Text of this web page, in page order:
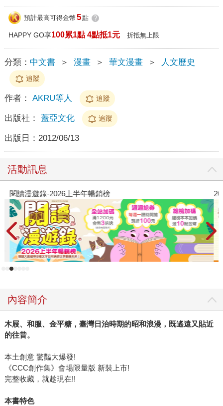
預計最高可得金幣 5點 ?
HAPPY GO享100累1點 4點抵1元 折抵無上限
分類： 中文書 ＞ 漫畫 ＞ 華文漫畫 ＞ 人文歷史
追蹤
作者： AKRU等人 追蹤
出版社： 蓋亞文化 追蹤
出版日： 2012/06/13
活動訊息
閱讀漫遊錄-2026上半年暢銷榜
內容簡介
木屐、和服、金平糖，臺灣日治時期的昭和浪漫，既遙遠又貼近
的往昔。
本土創意 驚豔大爆發!
《CCC創作集》會場限量版 新裝上市!
完整收藏，就趁現在!!
本書特色